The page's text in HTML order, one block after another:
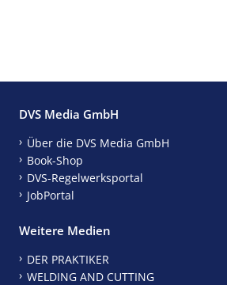
DVS Media GmbH
Über die DVS Media GmbH
Book-Shop
DVS-Regelwerksportal
JobPortal
Weitere Medien
DER PRAKTIKER
WELDING AND CUTTING